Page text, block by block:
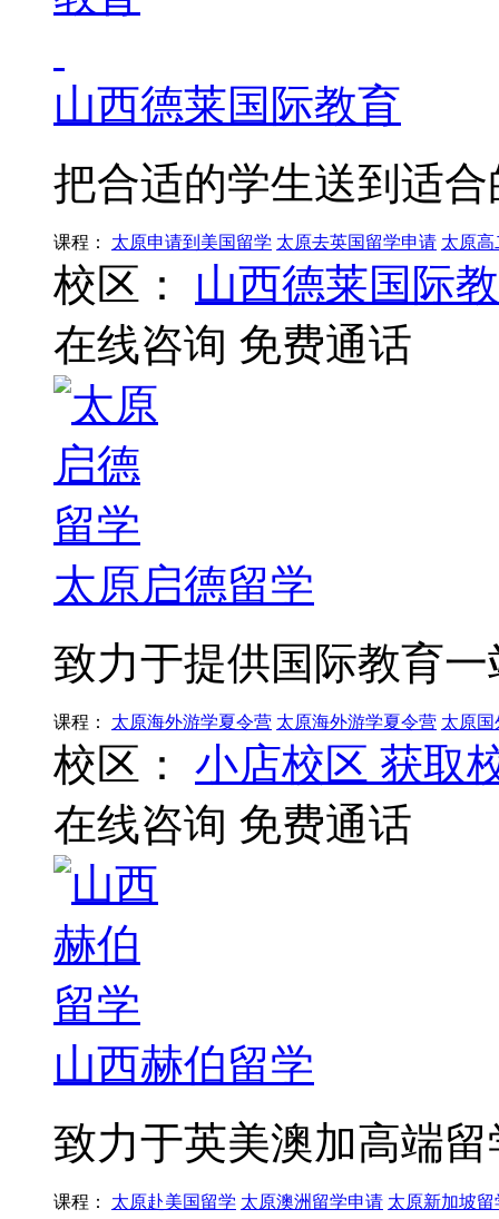
山西德莱国际教育
把合适的学生送到适
课程： 太原申请到美国留学 太原去英国留学申请 太原
校区：
山西德莱国际
在线咨询 免费通话
太原启德留学
致力于提供国际教育
课程： 太原海外游学夏令营 太原海外游学夏令营 太原
校区： 小店校区 获取
在线咨询 免费通话
山西赫伯留学
致力于英美澳加高端
课程： 太原赴美国留学 太原澳洲留学申请 太原新加坡留